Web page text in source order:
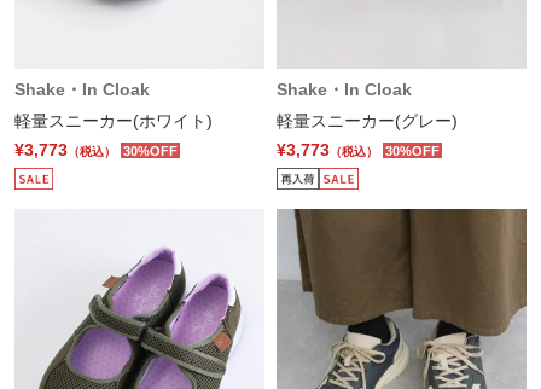
Shake・In Cloak
軽量スニーカー(ホワイト)
¥3,773 （税込） 30%OFF
Shake・In Cloak
軽量スニーカー(グレー)
¥3,773 （税込） 30%OFF